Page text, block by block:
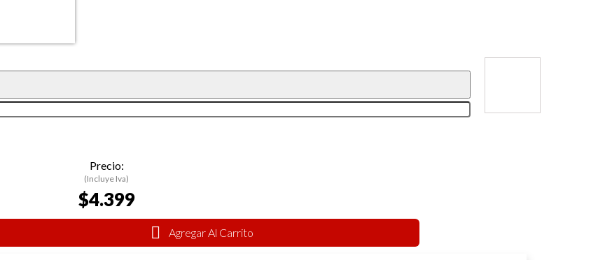
Precio:
(Incluye Iva)
$4.399
Agregar Al Carrito